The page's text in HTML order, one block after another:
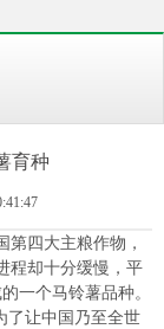
育种
四大主粮作物，
程却十分缓慢，平
一个马铃薯品种。
了让中国乃至全世